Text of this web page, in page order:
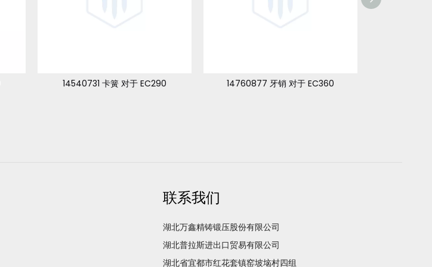
14540731 卡簧 对于 EC290 14760877 牙销 对于 EC360
联系我们
湖北万鑫精铸锻压股份有限公司
湖北普拉斯进出口贸易有限公司
湖北省宜都市红花套镇窑坡垴村四组